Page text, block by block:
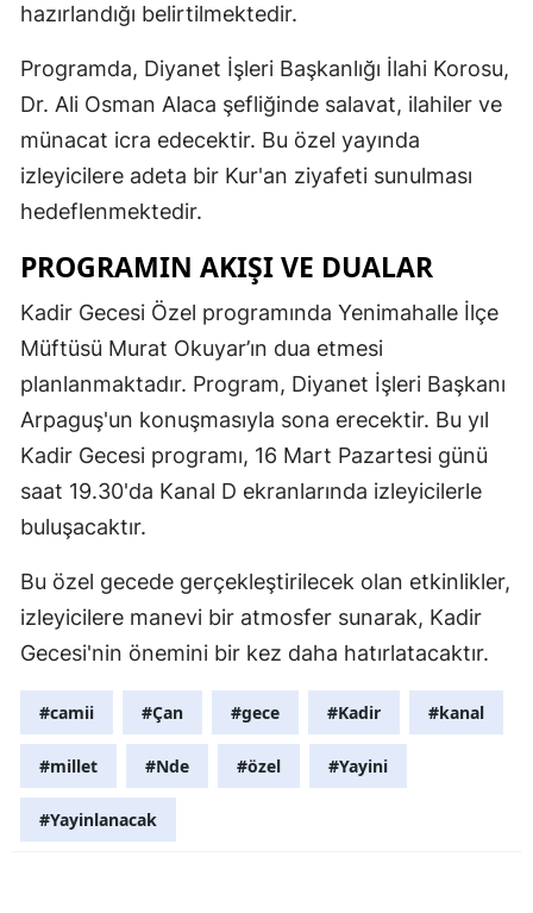
Kastamonu
Kırklareli
Konya
Malatya
Manisa
Muğla
Muş
Nevşehir
hazırlandığı belirtilmektedir.
Programda, Diyanet İşleri Başkanlığı İlahi Korosu,
Dr. Ali Osman Alaca şefliğinde salavat, ilahiler ve
münacat icra edecektir. Bu özel yayında
izleyicilere adeta bir Kur'an ziyafeti sunulması
hedeflenmektedir.
PROGRAMIN AKIŞI VE DUALAR
Kadir Gecesi Özel programında Yenimahalle İlçe
Müftüsü Murat Okuyar’ın dua etmesi
planlanmaktadır. Program, Diyanet İşleri Başkanı
Arpaguş'un konuşmasıyla sona erecektir. Bu yıl
Kadir Gecesi programı, 16 Mart Pazartesi günü
saat 19.30'da Kanal D ekranlarında izleyicilerle
buluşacaktır.
Bu özel gecede gerçekleştirilecek olan etkinlikler,
izleyicilere manevi bir atmosfer sunarak, Kadir
Gecesi'nin önemini bir kez daha hatırlatacaktır.
#camii #Çan #gece #Kadir #kanal
#millet #Nde #özel #Yayini
#Yayinlanacak